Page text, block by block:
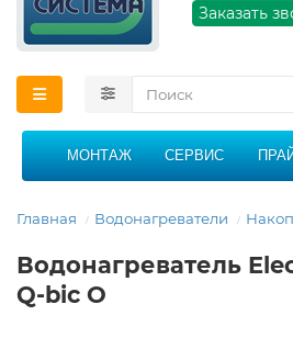
График работы: 9:00
21:00 без перерыва
Заказать
МОНТАЖ СЕРВИС
Главная Водонагреватели
Водонагреватель
Q-bic O